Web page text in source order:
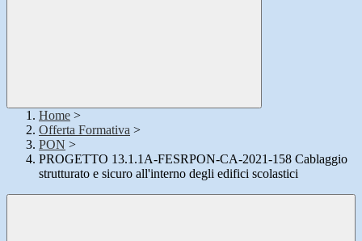
Home >
Offerta Formativa >
PON >
PROGETTO 13.1.1A-FESRPON-CA-2021-158 Cablaggio
strutturato e sicuro all'interno degli edifici scolastici